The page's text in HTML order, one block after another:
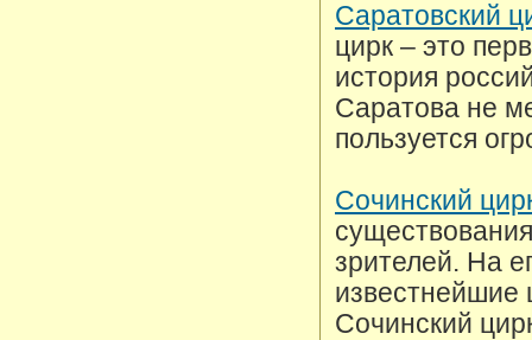
Саратовский
цирк – это
история
Саратова не
пользуется
Сочинский
зрителей. На
известнейшие
Сочинский